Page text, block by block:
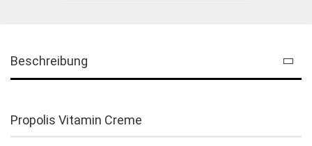
Beschreibung
Propolis Vitamin Creme